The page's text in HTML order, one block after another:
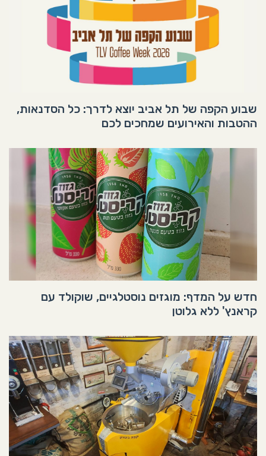
שבוע הקפה של תל אביב יוצא לדרך: כל הסדנאות,
ההטבות והאירועים שמחכים לכם
חדש על המדף: מוגזים נוסטלגיים, שוקולד עם
קראנץ' ללא גלוטן